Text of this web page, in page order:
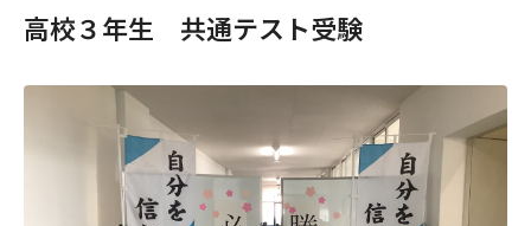
高校３年生 共通テスト受験